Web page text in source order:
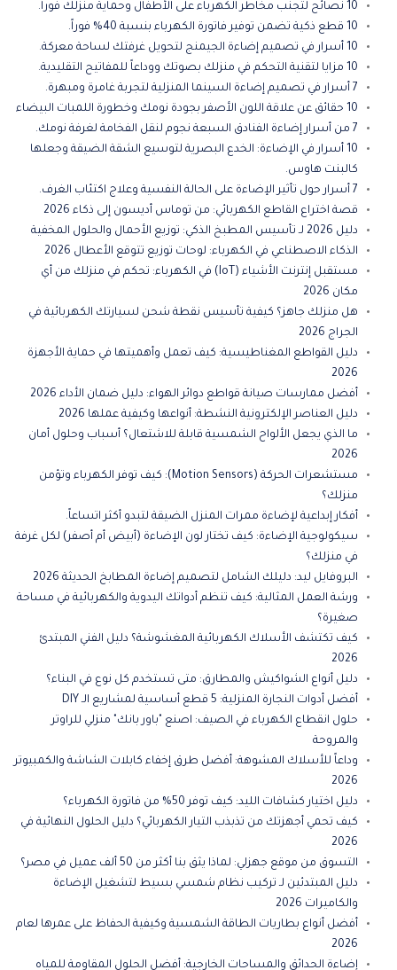
10 نصائح لتجنب مخاطر الكهرباء على الأطفال وحماية منزلك فوراً.
10 قطع ذكية تضمن توفير فاتورة الكهرباء بنسبة 40% فوراً.
10 أسرار في تصميم إضاءة الجيمنج لتحويل غرفتك لساحة معركة.
10 مزايا لتقنية التحكم في منزلك بصوتك ووداعاً للمفاتيح التقليدية.
7 أسرار في تصميم إضاءة السينما المنزلية لتجربة غامرة ومبهرة.
10 حقائق عن علاقة اللون الأصفر بجودة نومك وخطورة اللمبات البيضاء
7 من أسرار إضاءة الفنادق السبعة نجوم لنقل الفخامة لغرفة نومك.
10 أسرار في الإضاءة: الخدع البصرية لتوسيع الشقة الضيقة وجعلها
كالبنت هاوس.
7 أسرار حول تأثير الإضاءة على الحالة النفسية وعلاج اكتئاب الغرف.
قصة اختراع القاطع الكهربائي: من توماس أديسون إلى ذكاء 2026
دليل 2026 لـ تأسيس المطبخ الذكي: توزيع الأحمال والحلول المخفية
الذكاء الاصطناعي في الكهرباء: لوحات توزيع تتوقع الأعطال 2026
مستقبل إنترنت الأشياء (IoT) في الكهرباء: تحكم في منزلك من أي
مكان 2026
هل منزلك جاهز؟ كيفية تأسيس نقطة شحن لسيارتك الكهربائية في
الجراج 2026
دليل القواطع المغناطيسية: كيف تعمل وأهميتها في حماية الأجهزة
2026
أفضل ممارسات صيانة قواطع دوائر الهواء: دليل ضمان الأداء 2026
دليل العناصر الإلكترونية النشطة: أنواعها وكيفية عملها 2026
ما الذي يجعل الألواح الشمسية قابلة للاشتعال؟ أسباب وحلول أمان
2026
مستشعرات الحركة (Motion Sensors): كيف توفر الكهرباء وتؤمن
منزلك؟
أفكار إبداعية لإضاءة ممرات المنزل الضيقة لتبدو أكثر اتساعاً.
سيكولوجية الإضاءة: كيف تختار لون الإضاءة (أبيض أم أصفر) لكل غرفة
في منزلك؟
البروفايل ليد: دليلك الشامل لتصميم إضاءة المطابخ الحديثة 2026
ورشة العمل المثالية: كيف تنظم أدواتك اليدوية والكهربائية في مساحة
صغيرة؟
كيف تكتشف الأسلاك الكهربائية المغشوشة؟ دليل الفني المبتدئ
2026
دليل أنواع الشواكيش والمطارق: متى تستخدم كل نوع في البناء؟
أفضل أدوات النجارة المنزلية: 5 قطع أساسية لمشاريع الـ DIY
حلول انقطاع الكهرباء في الصيف: اصنع "باور بانك" منزلي للراوتر
والمروحة
وداعاً للأسلاك المشوهة: أفضل طرق إخفاء كابلات الشاشة والكمبيوتر
2026
دليل اختيار كشافات الليد: كيف توفر 50% من فاتورة الكهرباء؟
كيف تحمي أجهزتك من تذبذب التيار الكهربائي؟ دليل الحلول النهائية في
2026
التسوق من موقع جهزلي: لماذا يثق بنا أكثر من 50 ألف عميل في مصر؟
دليل المبتدئين لـ تركيب نظام شمسي بسيط لتشغيل الإضاءة
والكاميرات 2026
أفضل أنواع بطاريات الطاقة الشمسية وكيفية الحفاظ على عمرها لعام
2026
إضاءة الحدائق والمساحات الخارجية: أفضل الحلول المقاومة للمياه